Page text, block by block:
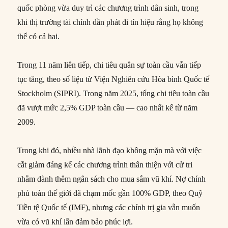
quốc phòng vừa duy trì các chương trình dân sinh, trong
khi thị trường tài chính dần phát đi tín hiệu rằng họ không
thể có cả hai.
Trong 11 năm liên tiếp, chi tiêu quân sự toàn cầu vẫn tiếp
tục tăng, theo số liệu từ Viện Nghiên cứu Hòa bình Quốc tế
Stockholm (SIPRI). Trong năm 2025, tổng chi tiêu toàn cầu
đã vượt mức 2,5% GDP toàn cầu — cao nhất kể từ năm
2009.
Trong khi đó, nhiều nhà lãnh đạo không mặn mà với việc
cắt giảm đáng kể các chương trình thân thiện với cử tri
nhằm dành thêm ngân sách cho mua sắm vũ khí. Nợ chính
phủ toàn thế giới đã chạm mốc gần 100% GDP, theo Quỹ
Tiền tệ Quốc tế (IMF), nhưng các chính trị gia vẫn muốn
vừa có vũ khí lẫn đảm bảo phúc lợi.